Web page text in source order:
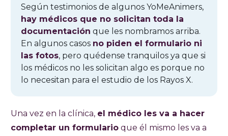
Según testimonios de algunos YoMeAnimers,
hay médicos que no solicitan toda la
documentación que les nombramos arriba.
En algunos casos no piden el formulario ni
las fotos, pero quédense tranquilos ya que si
los médicos no les solicitan algo es porque no
lo necesitan para el estudio de los Rayos X.
Una vez en la clínica, el médico les va a hacer
completar un formulario que él mismo les va a